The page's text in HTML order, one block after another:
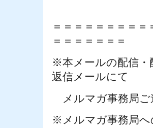
＝＝＝＝＝＝＝＝
＝＝＝＝＝＝＝
※本メールの配信・
返信メールにて
メルマガ事務局ご
※メルマガ事務局へ